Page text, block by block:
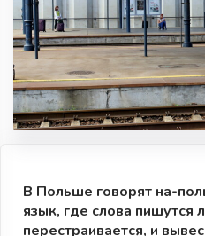
В Польше говорят на-
язык, где слова пишутся
перестраивается, и